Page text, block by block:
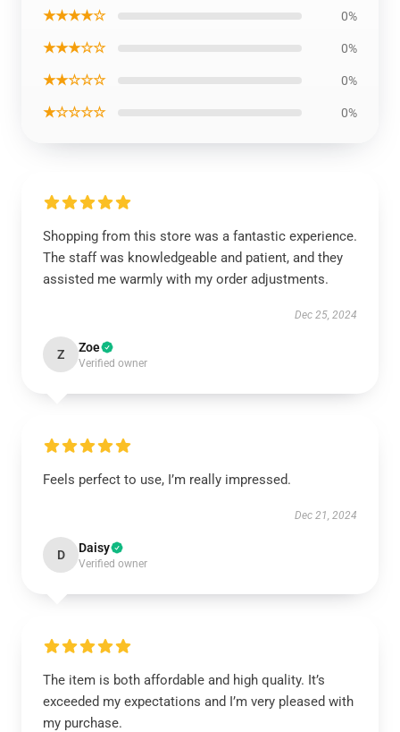
★★★★☆ 0%
★★★☆☆ 0%
★★☆☆☆ 0%
★☆☆☆☆ 0%
Shopping from this store was a fantastic experience.
The staff was knowledgeable and patient, and they
assisted me warmly with my order adjustments.
Dec 25, 2024
Z Zoe
Verified owner
Feels perfect to use, I’m really impressed.
Dec 21, 2024
D Daisy
Verified owner
The item is both affordable and high quality. It’s
exceeded my expectations and I’m very pleased with
my purchase.